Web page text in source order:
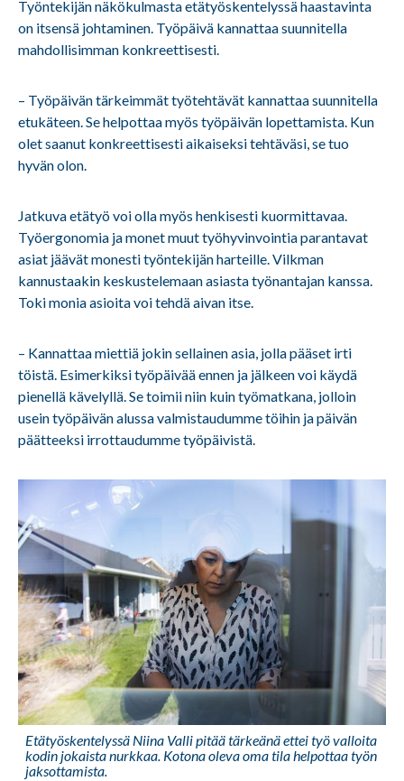
Työntekijän näkökulmasta etätyöskentelyssä haastavinta
on itsensä johtaminen. Työpäivä kannattaa suunnitella
mahdollisimman konkreettisesti.
– Työpäivän tärkeimmät työtehtävät kannattaa suunnitella
etukäteen. Se helpottaa myös työpäivän lopettamista. Kun
olet saanut konkreettisesti aikaiseksi tehtäväsi, se tuo
hyvän olon.
Jatkuva etätyö voi olla myös henkisesti kuormittavaa.
Työergonomia ja monet muut työhyvinvointia parantavat
asiat jäävät monesti työntekijän harteille. Vilkman
kannustaakin keskustelemaan asiasta työnantajan kanssa.
Toki monia asioita voi tehdä aivan itse.
– Kannattaa miettiä jokin sellainen asia, jolla pääset irti
töistä. Esimerkiksi työpäivää ennen ja jälkeen voi käydä
pienellä kävelyllä. Se toimii niin kuin työmatkana, jolloin
usein työpäivän alussa valmistaudumme töihin ja päivän
päätteeksi irrottaudumme työpäivistä.
Etätyöskentelyssä Niina Valli pitää tärkeänä ettei työ valloita
kodin jokaista nurkkaa. Kotona oleva oma tila helpottaa työn
jaksottamista.